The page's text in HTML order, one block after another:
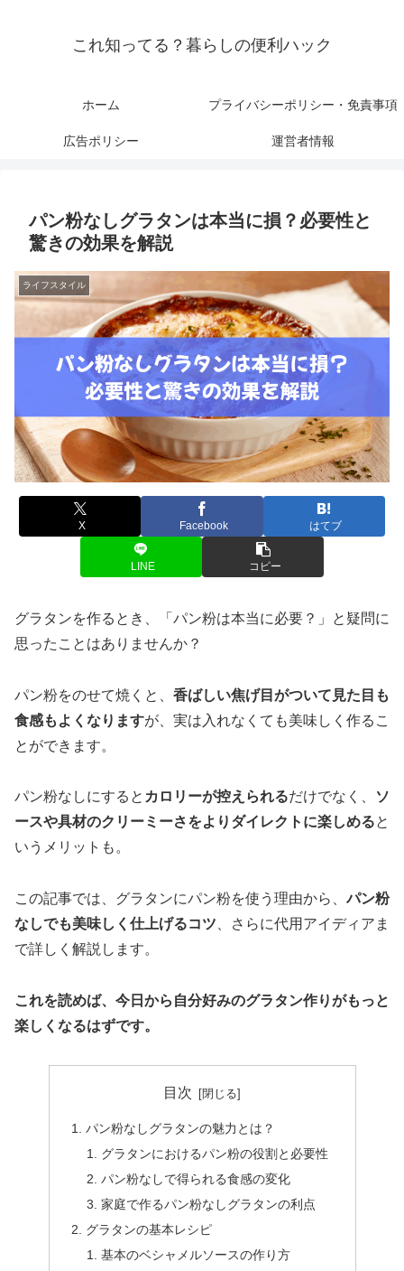
これ知ってる？暮らしの便利ハック
ホーム プライバシーポリシー・免責事項
広告ポリシー 運営者情報
パン粉なしグラタンは本当に損？必要性と
驚きの効果を解説
ライフスタイル
X Facebook はてブ
LINE コピー
グラタンを作るとき、「パン粉は本当に必要？」と疑問に
思ったことはありませんか？
パン粉をのせて焼くと、 香ばしい焦げ目がついて見た目も
食感もよくなりますが、実は入れなくても美味しく作るこ
とができます。
パン粉なしにすると カロリーが控えられるだけでなく、
ソ
ースや具材のクリーミーさをよりダイレクトに楽しめると
いうメリットも。
この記事では、グラタンにパン粉を使う理由から、パン粉
なしでも美味しく仕上げるコツ 、さらに代用アイディアま
で詳しく解説します。
これを読めば、今日から自分好みのグラタン作りがもっと
楽しくなるはずです。
目次
パン粉なしグラタンの魅力とは？
グラタンにおけるパン粉の役割と必要性
パン粉なしで得られる食感の変化
家庭で作るパン粉なしグラタンの利点
グラタンの基本レシピ
基本のベシャメルソースの作り方